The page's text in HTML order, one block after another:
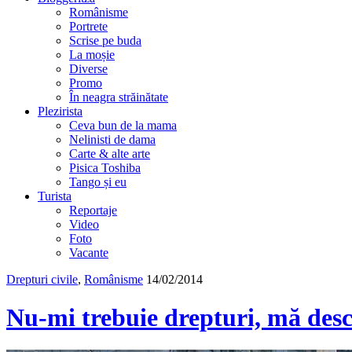
Românisme
Portrete
Scrise pe buda
La moșie
Diverse
Promo
În neagra străinătate
Plezirista
Ceva bun de la mama
Nelinisti de dama
Carte & alte arte
Pisica Toshiba
Tango și eu
Turista
Reportaje
Video
Foto
Vacante
Drepturi civile, Românisme 14/02/2014
Nu-mi trebuie drepturi, mă